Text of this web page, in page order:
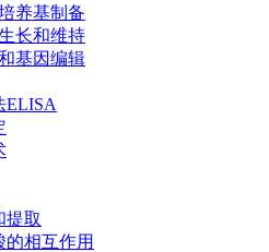
养基制备
长和维持
基因编辑
ELISA
提取
的相互作用